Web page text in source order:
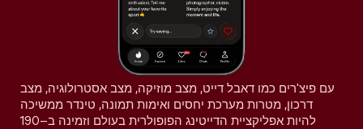
עם פיצ'רים כמו דאבל דייט, מצב מוזיקה, מצב אסטרולוגיה, מצב
דרכון, מטרות מערכת יחסים ואימות תמונה, טינדר ממשיכה
להיות אפליקציית הדייטינג הפופולרית בעולם וזמינה ב–190